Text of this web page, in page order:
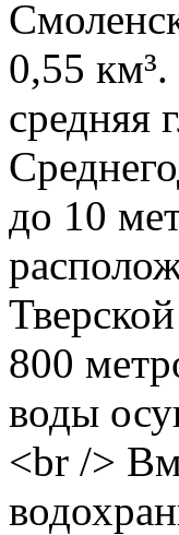
0,55
средняя
до 10
800
воды
<br />